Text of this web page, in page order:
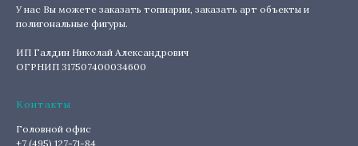
У нас Вы можете заказать топиарии, заказать арт объекты и
полигональные фигуры.
ИП Галдин Николай Александрович
ОГРНИП 317507400034600
Контакты
Головной офис
+7 (495) 127-71-84